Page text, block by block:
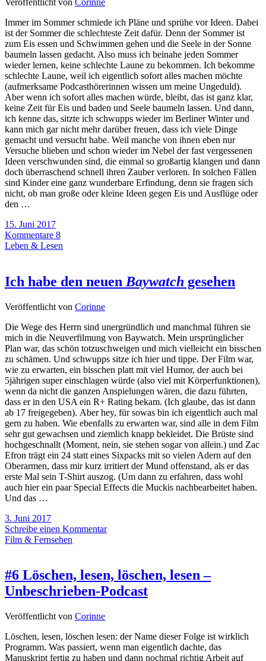
Immer im Sommer schmiede ich Pläne und sprühe vor Ideen. Dabei
ist der Sommer die schlechteste Zeit dafür. Denn der Sommer ist
zum Eis essen und Schwimmen gehen und die Seele in der Sonne
baumeln lassen gedacht. Also muss ich beinahe jeden Sommer
wieder lernen, keine schlechte Laune zu bekommen. Ich bekomme
schlechte Laune, weil ich eigentlich sofort alles machen möchte
(aufmerksame Podcasthörerinnen wissen um meine Ungeduld).
Aber wenn ich sofort alles machen würde, bleibt, das ist ganz klar,
keine Zeit für Eis und baden und Seele baumeln lassen. Und dann,
ich kenne das, sitzte ich schwupps wieder im Berliner Winter und
kann mich gar nicht mehr darüber freuen, dass ich viele Dinge
gemacht und versucht habe. Weil manche von ihnen eben nur
Versuche blieben und schon wieder im Nebel der fast vergessenen
Ideen verschwunden sind, die einmal so großartig klangen und dann
doch überraschend schnell ihren Zauber verloren. In solchen Fällen
sind Kinder eine ganz wunderbare Erfindung, denn sie fragen sich
nicht, ob man große oder kleine Ideen gegen Eis und Ausflüge oder
den …
15. Juni 2017
Kommentare 8
Leben & Lesen
Ich habe den neuen Baywatch gesehen
Veröffentlicht von Corinne
Die Wege des Herrn sind unergründlich und manchmal führen sie
mich in die Neuverfilmung von Baywatch. Mein ursprünglicher
Plan war, das schön totzuschweigen und mich vielleicht ein bisschen
zu schämen. Und schwupps sitze ich hier und tippe. Der Film war,
wie zu erwarten, ein bisschen platt mit viel Humor, der auch bei
5jährigen super einschlagen würde (also viel mit Körperfunktionen),
wenn da nicht die ganzen Anspielungen wären, die dazu führten,
dass er in den USA ein R+ Rating bekam. (Ich glaube, das ist dann
ab 17 freigegeben). Aber hey, für sowas bin ich eigentlich auch mal
gern zu haben. Wie ebenfalls zu erwarten war, sind alle in dem Film
sehr gut gewachsen und ziemlich knapp bekleidet. Die Brüste sind
hochgeschnallt (Moment, nein, sie stehen sogar von allein.) und Zac
Efron trägt ein 24 statt eines Sixpacks mit so vielen Adern auf den
Oberarmen, dass mir kurz irritiert der Mund offenstand, als er das
erste Mal sein T-Shirt auszog. (Um dann zu erfahren, dass wohl
auch hier ein paar Special Effects die Muckis nachbearbeitet haben.
Und das …
3. Juni 2017
Schreibe einen Kommentar
Film & Fernsehen
#6 Löschen, lesen, löschen, lesen –
Unbeschrieben-Podcast
Veröffentlicht von Corinne
Löschen, lesen, löschen lesen: der Name dieser Folge ist wirklich
Programm. Was passiert, wenn man eigentlich dachte, das
Manuskript fertig zu haben und dann nochmal richtig Arbeit auf